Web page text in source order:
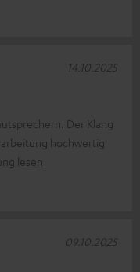
Der Klang
hochwertig
lesen
14.10.2025
09.10.2025